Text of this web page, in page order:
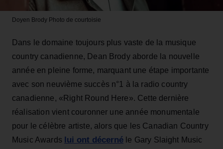
Doyen Brody Photo de courtoisie
Dans le domaine toujours plus vaste de la musique
country canadienne, Dean Brody aborde la nouvelle
année en pleine forme, marquant une étape importante
avec son neuvième succès n°1 à la radio country
canadienne, «Right Round Here». Cette dernière
réalisation vient couronner une année monumentale
pour le célèbre artiste, alors que les Canadian Country
Music Awards
lui ont décerné le Gary Slaight Music